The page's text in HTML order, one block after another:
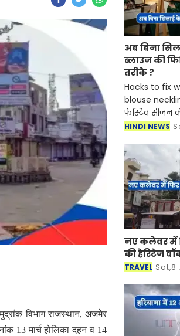
विभाग राजस्थान, अजमेर
13 मार्च होलिका दहन व 14
अब बिना
ब्लाउज की
तरीके ?
Hacks to fix
blouse
फेस्टिव सीजन
सुहागिन
बड़े शौक से
HINDI NEWS
नए कलेवर में
की हेरिटेज
TRAVEL Sat,8